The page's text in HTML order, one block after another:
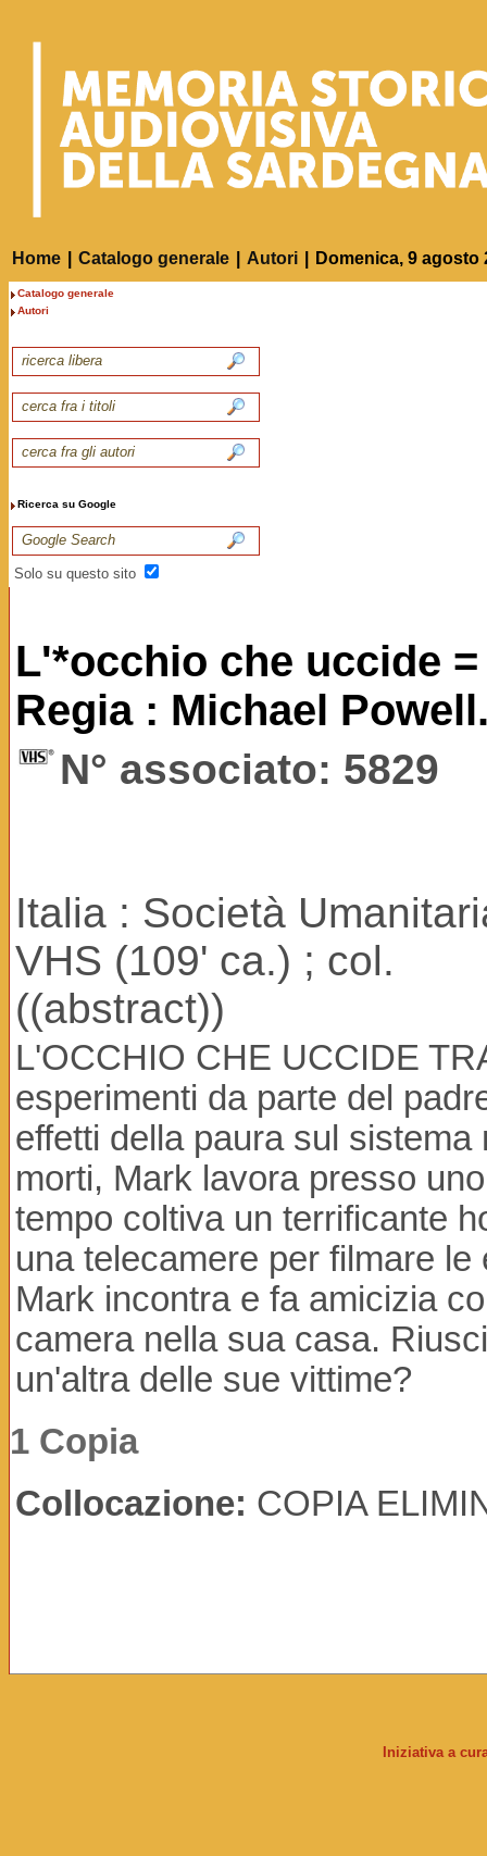
Home Catalogo generale Autori Domenica, 9 agosto
Catalogo generale
Autori
Ricerca su Google
Solo su questo sito
L'*occhio che uccide
Regia : Michael
N° associato: 5829
Italia : Società
VHS (109' ca.) ; col.
((abstract))
L'OCCHIO CHE UCCIDE
esperimenti da parte del
effetti della paura sul
morti, Mark lavora presso
tempo coltiva un terrificante
una telecamere per filmare
Mark incontra e fa amicizia
camera nella sua casa.
un'altra delle sue vittime?
1 Copia
Collocazione: COPIA
Iniziativa a